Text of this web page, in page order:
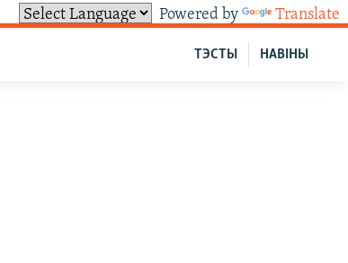
Powered by Translate
НАВІНЫ
ТЭСТЫ